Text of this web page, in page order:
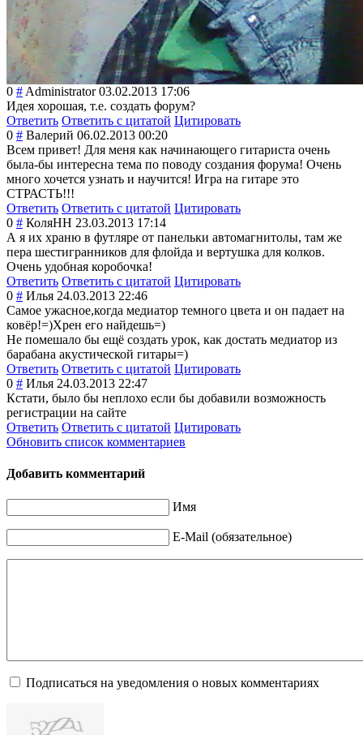
0 # Administrator 03.02.2013 17:06
Идея хорошая, т.е. создать форум?
Ответить Ответить с цитатой Цитировать
0 # Валерий 06.02.2013 00:20
Всем привет! Для меня как начинающего гитариста очень
была-бы интересна тема по поводу создания форума! Очень
много хочется узнать и научится! Игра на гитаре это
СТРАСТЬ!!!
Ответить Ответить с цитатой Цитировать
0 # КоляНН 23.03.2013 17:14
А я их храню в футляре от панельки автомагнитолы, там же
пера шестигранников для флойда и вертушка для колков.
Очень удобная коробочка!
Ответить Ответить с цитатой Цитировать
0 # Илья 24.03.2013 22:46
Самое ужасное,когда медиатор темного цвета и он падает на
ковёр!=)Хрен его найдешь=)
Не помешало бы ещё создать урок, как достать медиатор из
барабана акустической гитары=)
Ответить Ответить с цитатой Цитировать
0 # Илья 24.03.2013 22:47
Кстати, было бы неплохо если бы добавили возможность
регистрации на сайте
Ответить Ответить с цитатой Цитировать
Обновить список комментариев
Добавить комментарий
Имя
E-Mail (обязательное)
Подписаться на уведомления о новых комментариях